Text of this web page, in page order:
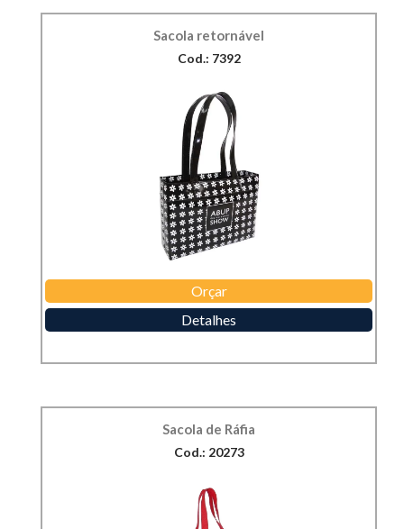
Sacola retornável
Cod.: 7392
Orçar
Detalhes
Sacola de Ráfia
Cod.: 20273